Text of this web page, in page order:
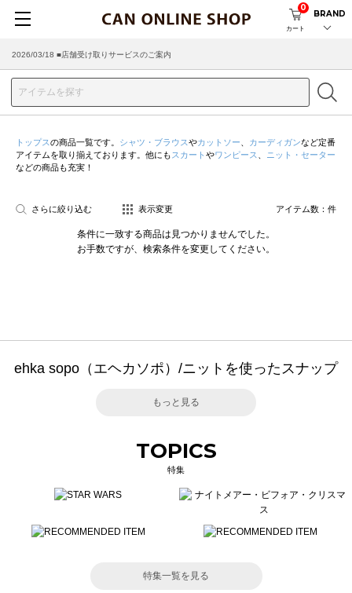
カート
0
BRAND
2026/03/18 ■店舗受け取りサービスのご案内
トップスの商品一覧です。 シャツ・ブラウスやカットソー カーディガンなど定番
アイテムを取り揃えております。他にも スカート やワンピース
ニット・セーター
などの商品も充実！
さらに絞り込む 表示変更 アイテム数： 件
条件に一致する商品は見つかりませんでした。
お手数ですが、検索条件を変更してください。
ehka sopo（エヘカソポ）/ニットを使ったスナップ
もっと見る
TOPICS
特集
特集一覧を見る